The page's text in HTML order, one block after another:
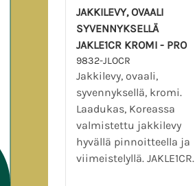
JAKKILEVY, OVAALI
SYVENNYKSELLÄ
JAKLE1CR KROMI - PRO
9832-JLOCR
Jakkilevy, ovaali,
syvennyksellä, kromi.
Laadukas, Koreassa
valmistettu jakkilevy
hyvällä pinnoitteella ja
viimeistelyllä. JAKLE1CR.